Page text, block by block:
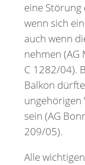
eine Störung
wenn sich
auch wenn
nehmen (AG
C 1282/04).
Balkon
ungehörigen
sein (AG
209/05).
Alle